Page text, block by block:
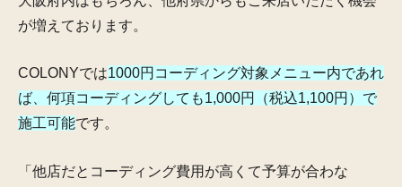
が増えております。
COLONYでは1000円コーディング対象メニュー内であれ
ば、何項コーディングしても1,000円（税込1,100円）で
施工可能です。
「他店だとコーディング費用が高くて予算が合わな